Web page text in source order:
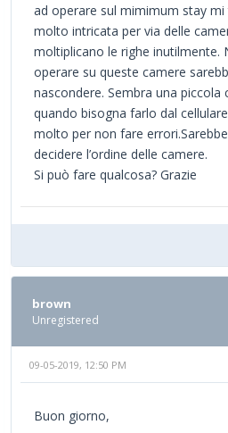
ad operare sul mimimum stay
molto intricata per via delle
moltiplicano le righe
operare su queste camere
nascondere. Sembra una
quando bisogna farlo dal
molto per non fare
decidere l’ordine delle camere.
Si può fare qualcosa? Grazie
brown
Unregistered
09-05-2019, 12:50 PM
Buon giorno,